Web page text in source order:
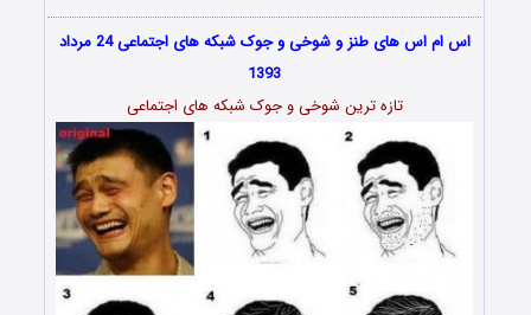
اس ام اس های طنز و شوخی و جوک شبکه های اجتماعی 24 مرداد
1393
تازه ترین شوخی و جوک شبکه های اجتماعی